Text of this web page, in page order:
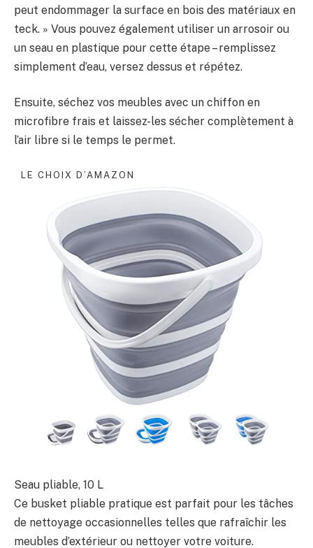
peut endommager la surface en bois des matériaux en
teck. » Vous pouvez également utiliser un arrosoir ou
un seau en plastique pour cette étape – remplissez
simplement d’eau, versez dessus et répétez.
Ensuite, séchez vos meubles avec un chiffon en
microfibre frais et laissez-les sécher complètement à
l’air libre si le temps le permet.
LE CHOIX D’AMAZON
Seau pliable, 10 L
Ce busket pliable pratique est parfait pour les tâches
de nettoyage occasionnelles telles que rafraîchir les
meubles d’extérieur ou nettoyer votre voiture.